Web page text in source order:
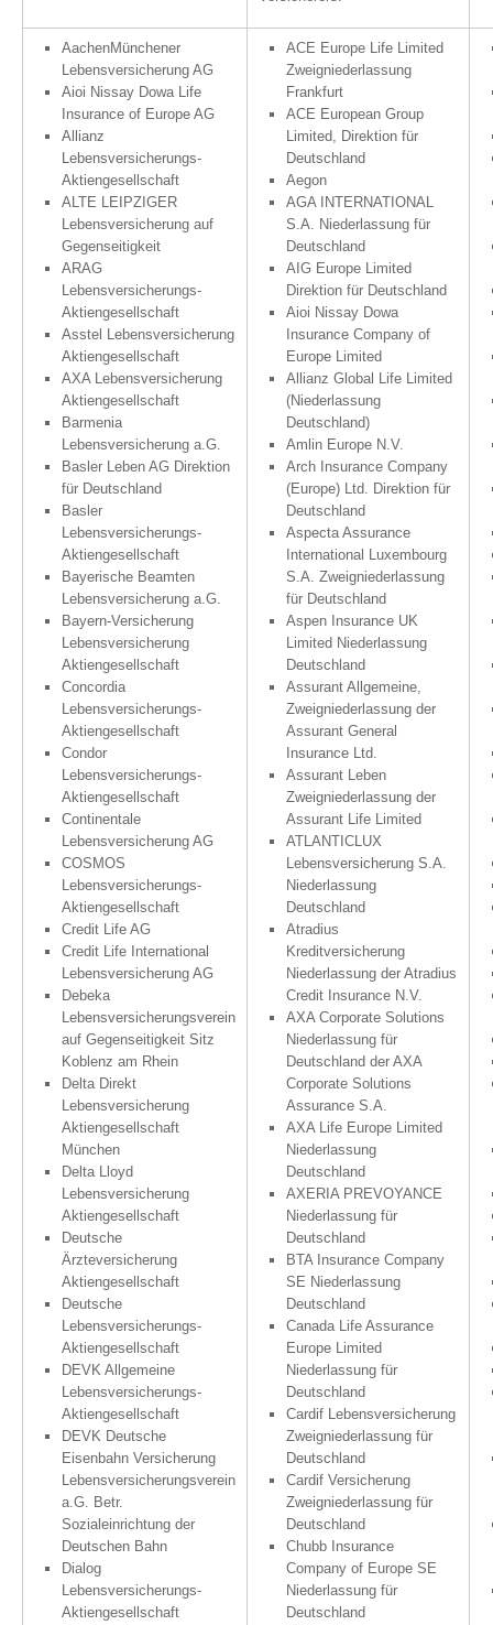
AachenMünchener
Lebensversicherung AG
Aioi Nissay Dowa Life
Insurance of Europe AG
Allianz
Lebensversicherungs-
Aktiengesellschaft
ALTE LEIPZIGER
Lebensversicherung auf
Gegenseitigkeit
ARAG
Lebensversicherungs-
Aktiengesellschaft
Asstel Lebensversicherung
Aktiengesellschaft
AXA Lebensversicherung
Aktiengesellschaft
Barmenia
Lebensversicherung a.G.
Basler Leben AG Direktion
für Deutschland
Basler
Lebensversicherungs-
Aktiengesellschaft
Bayerische Beamten
Lebensversicherung a.G.
Bayern-Versicherung
Lebensversicherung
Aktiengesellschaft
Concordia
Lebensversicherungs-
Aktiengesellschaft
Condor
Lebensversicherungs-
Aktiengesellschaft
Continentale
Lebensversicherung AG
COSMOS
Lebensversicherungs-
Aktiengesellschaft
Credit Life AG
Credit Life International
Lebensversicherung AG
Debeka
Lebensversicherungsverein
auf Gegenseitigkeit Sitz
Koblenz am Rhein
Delta Direkt
Lebensversicherung
Aktiengesellschaft
München
Delta Lloyd
Lebensversicherung
Aktiengesellschaft
Deutsche
Ärzteversicherung
Aktiengesellschaft
Deutsche
Lebensversicherungs-
Aktiengesellschaft
DEVK Allgemeine
Lebensversicherungs-
Aktiengesellschaft
DEVK Deutsche
Eisenbahn Versicherung
Lebensversicherungsverein
a.G. Betr.
Sozialeinrichtung der
Deutschen Bahn
Dialog
Lebensversicherungs-
Aktiengesellschaft
ACE Europe Life Limited
Zweigniederlassung
Frankfurt
ACE European Group
Limited, Direktion für
Deutschland
Aegon
AGA INTERNATIONAL
S.A. Niederlassung für
Deutschland
AIG Europe Limited
Direktion für Deutschland
Aioi Nissay Dowa
Insurance Company of
Europe Limited
Allianz Global Life Limited
(Niederlassung
Deutschland)
Amlin Europe N.V.
Arch Insurance Company
(Europe) Ltd. Direktion für
Deutschland
Aspecta Assurance
International Luxembourg
S.A. Zweigniederlassung
für Deutschland
Aspen Insurance UK
Limited Niederlassung
Deutschland
Assurant Allgemeine,
Zweigniederlassung der
Assurant General
Insurance Ltd.
Assurant Leben
Zweigniederlassung der
Assurant Life Limited
ATLANTICLUX
Lebensversicherung S.A.
Niederlassung
Deutschland
Atradius
Kreditversicherung
Niederlassung der Atradius
Credit Insurance N.V.
AXA Corporate Solutions
Niederlassung für
Deutschland der AXA
Corporate Solutions
Assurance S.A.
AXA Life Europe Limited
Niederlassung
Deutschland
AXERIA PREVOYANCE
Niederlassung für
Deutschland
BTA Insurance Company
SE Niederlassung
Deutschland
Canada Life Assurance
Europe Limited
Niederlassung für
Deutschland
Cardif Lebensversicherung
Zweigniederlassung für
Deutschland
Cardif Versicherung
Zweigniederlassung für
Deutschland
Chubb Insurance
Company of Europe SE
Niederlassung für
Deutschland